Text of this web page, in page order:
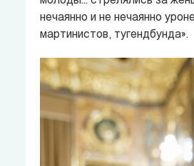
нечаянно и не нечаянно
мартинистов, тугендбунда».